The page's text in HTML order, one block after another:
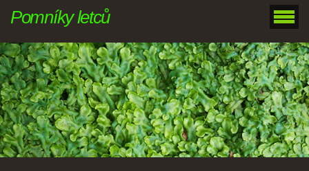
Pomníky letců